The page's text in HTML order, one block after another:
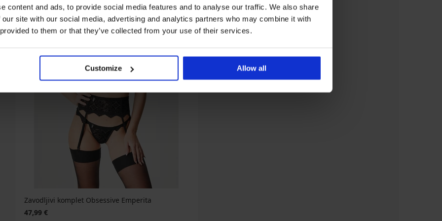
content and ads, to provide social media features and to analyse our traffic. We also share
site with our social media, advertising and analytics partners who may combine it with
to them or that they’ve collected from your use of their services.
Customize Allow all
Zavodljivi komplet Obsessive Emperita
47,99 €